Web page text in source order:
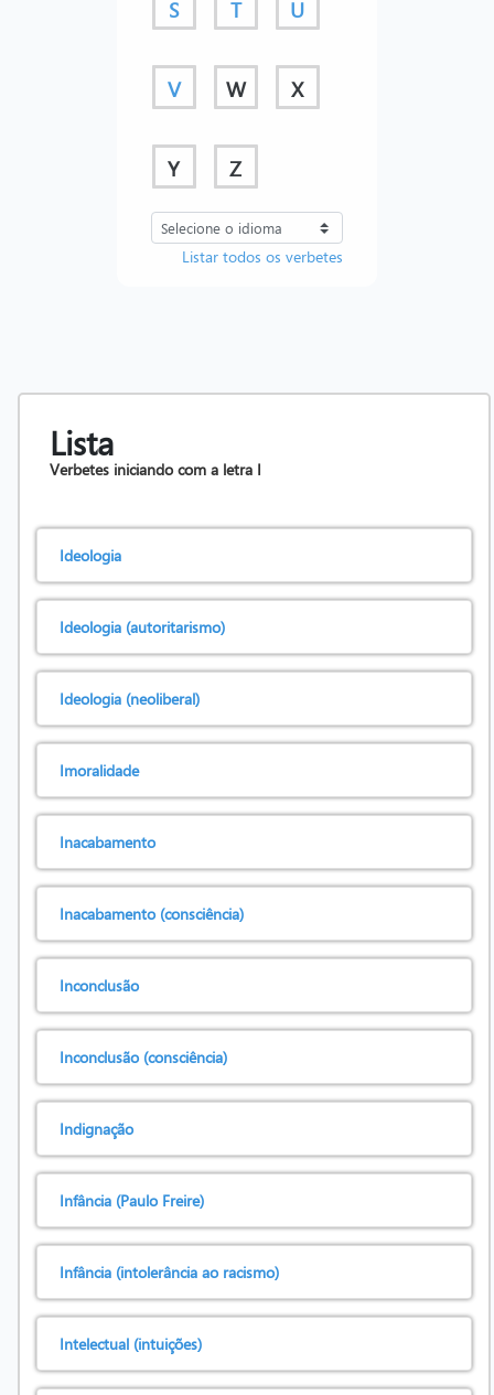
S T U
V W X
Y Z
Listar todos os verbetes
Lista
Verbetes iniciando com a letra I
Ideologia
Ideologia (autoritarismo)
Ideologia (neoliberal)
Imoralidade
Inacabamento
Inacabamento (consciência)
Inconclusão
Inconclusão (consciência)
Indignação
Infância (Paulo Freire)
Infância (intolerância ao racismo)
Intelectual (intuições)